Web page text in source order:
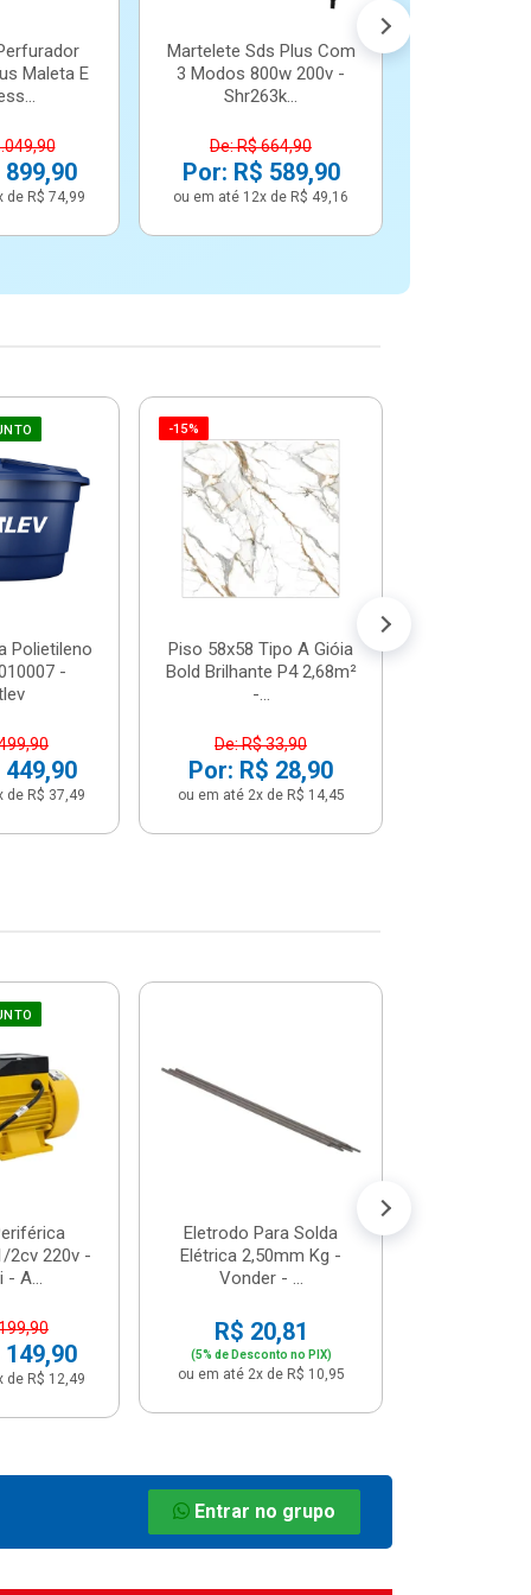
Maleta E
de R$ 74,99
Martelete Sds Plus Com
3 Modos 800w 200v -
Shr263k...
De: R$ 664,90
Por: R$ 589,90
ou em até 12x de R$ 49,16
Polietileno
-
de R$ 37,49
-15%
Piso 58x58 Tipo A Gióia
Bold Brilhante P4 2,68m²
-...
De: R$ 33,90
Por: R$ 28,90
ou em até 2x de R$ 14,45
2cv 220v -
- A...
149,90
de R$ 12,49
Eletrodo Para Solda
Elétrica 2,50mm Kg -
Vonder - ...
R$ 20,81
(5% de Desconto no PIX)
ou em até 2x de R$ 10,95
Entrar no grupo